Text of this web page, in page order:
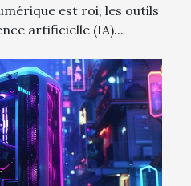
est roi, les outils
artificielle (IA)...